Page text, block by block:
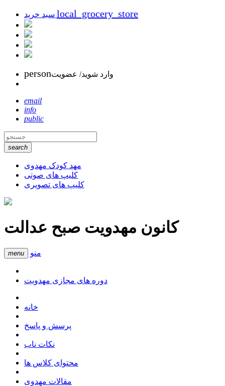
local_grocery_store
personوارد شوید/ عضویت
email
info
public
search
مهد کودک مهدوی
کلیپ های صوتی
کلیپ های تصویری
کانون مهدویت صبح عدالت
menu منو
دوره های مجازی مهدویت
خانه
پرسش و پاسخ
نکات ناب
محتوای کلاس ها
مقالات مهدوی